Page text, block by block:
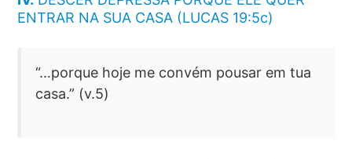
ENTRAR NA SUA CASA (LUCAS 19:5c)
“…porque hoje me convém pousar em tua
casa.” (v.5)